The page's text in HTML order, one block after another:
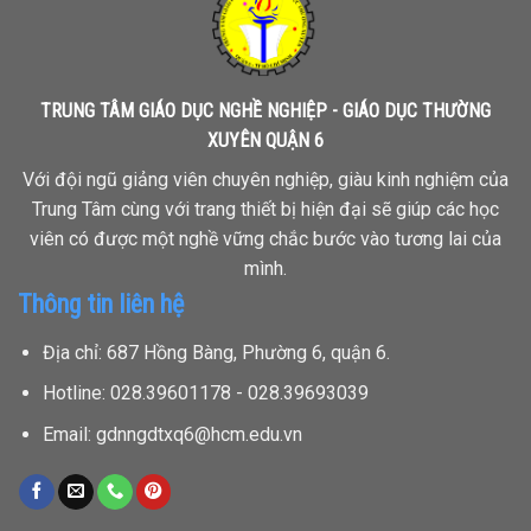
TRUNG TÂM GIÁO DỤC NGHỀ NGHIỆP - GIÁO DỤC THƯỜNG
XUYÊN QUẬN 6
Với đội ngũ giảng viên chuyên nghiệp, giàu kinh nghiệm của
Trung Tâm cùng với trang thiết bị hiện đại sẽ giúp các học
viên có được một nghề vững chắc bước vào tương lai của
mình.
Thông tin liên hệ
Địa chỉ: 687 Hồng Bàng, Phường 6, quận 6.
Hotline: 028.39601178 - 028.39693039
Email: gdnngdtxq6@hcm.edu.vn